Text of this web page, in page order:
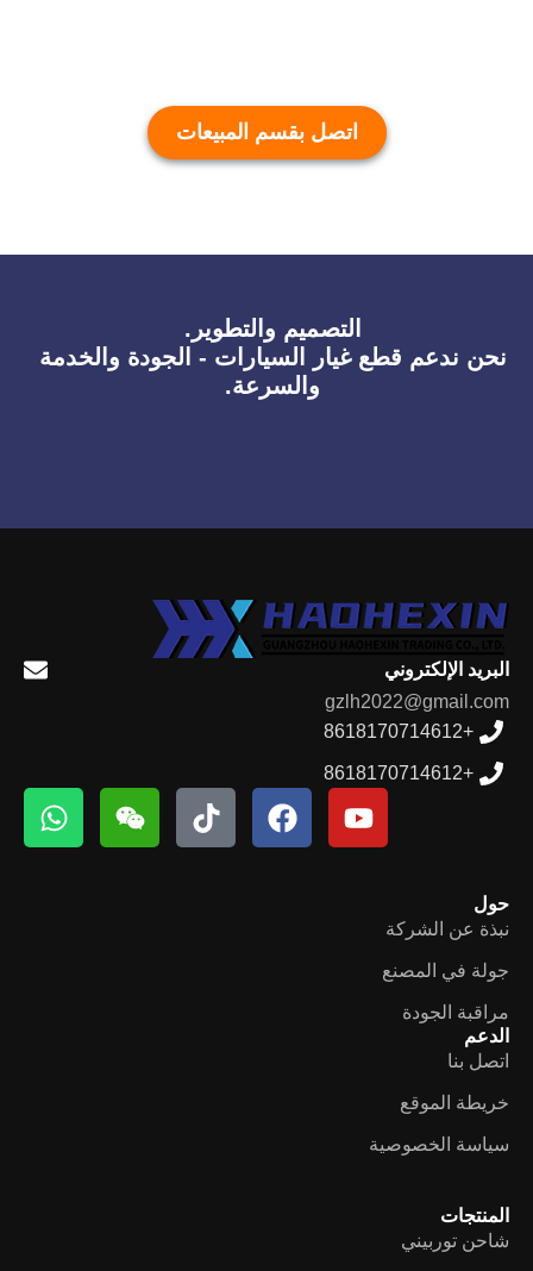
اتصل بقسم المبيعات
التصميم والتطوير.
نحن ندعم قطع غيار السيارات - الجودة والخدمة
والسرعة.
البريد الإلكتروني
gzlh2022@gmail.com
+8618170714612
+8618170714612
حول
نبذة عن الشركة
جولة في المصنع
مراقبة الجودة
الدعم
اتصل بنا
خريطة الموقع
سياسة الخصوصية
المنتجات
شاحن توربيني